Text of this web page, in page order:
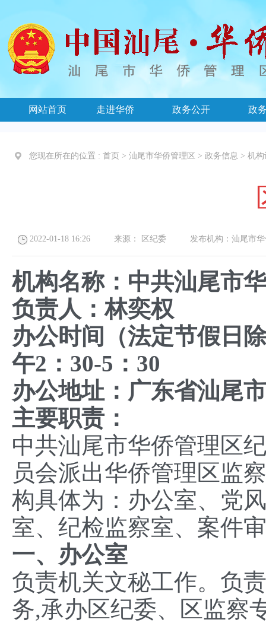
网站首页 走进华侨 政务公开 政
您现在所在的位置 : 首页 > 汕尾市华侨管理区 > 政务信息 > 机构
2022-01-18 16:26 来源： 区纪委 发布机构： 汕尾市
机构名称：中共汕尾市
负责人：林奕权
办公时间（法定节假日
午2：30-5：30
办公地址：广东省汕尾
主要职责：
中共汕尾市华侨管理区
员会派出华侨管理区监
构具体为：办公室、党
室、纪检监察室、案件
一、办公室
负责机关文秘工作。负
务,承办区纪委、区监察